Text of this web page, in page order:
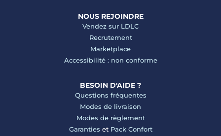
NOUS REJOINDRE
Vendez sur LDLC
Recrutement
Marketplace
Accessibilité : non conforme
BESOIN D'AIDE ?
Questions fréquentes
Modes de livraison
Modes de règlement
Garanties et Pack Confort